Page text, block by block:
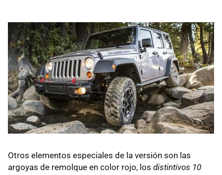
Otros elementos especiales de la versión son las
argoyas de remolque en color rojo, los distintivos 10